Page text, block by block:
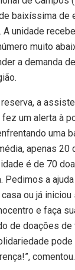
baixíssima de
A unidade
muito
a demanda
a
um alerta à
uma
apenas 20
é de 70
Pedimos a
ou já
e faça
de doações
comentou.